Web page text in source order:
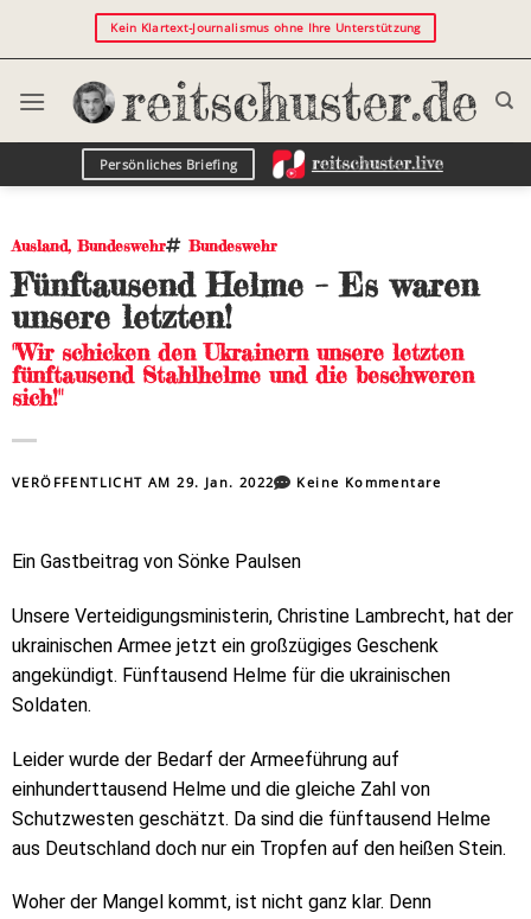
Kein Klartext-Journalismus ohne Ihre Unterstützung
Persönliches Briefing
Ausland, Bundeswehr Bundeswehr
Fünftausend Helme – Es waren
unsere letzten!
"Wir schicken den Ukrainern unsere letzten
fünftausend Stahlhelme und die beschweren
sich!"
VERÖFFENTLICHT AM29. Jan. 2022 Keine Kommentare
Ein Gastbeitrag von Sönke Paulsen
Unsere Verteidigungsministerin, Christine Lambrecht, hat der
ukrainischen Armee jetzt ein großzügiges Geschenk
angekündigt. Fünftausend Helme für die ukrainischen
Soldaten.
Leider wurde der Bedarf der Armeeführung auf
einhunderttausend Helme und die gleiche Zahl von
Schutzwesten geschätzt. Da sind die fünftausend Helme
aus Deutschland doch nur ein Tropfen auf den heißen Stein.
Woher der Mangel kommt, ist nicht ganz klar. Denn